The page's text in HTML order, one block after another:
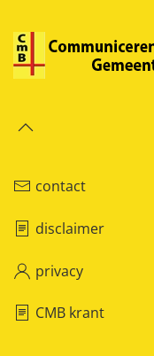
contact
disclaimer
privacy
CMB krant